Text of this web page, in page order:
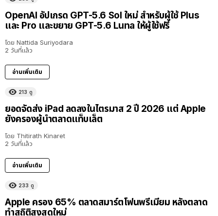
OpenAI อัปเกรด GPT-5.6 Sol ใหม่ สำหรับผู้ใช้ Plus
และ Pro และขยาย GPT-5.6 Luna ให้ผู้ใช้ฟรี
โดย Nattida Suriyodara
2 วันที่แล้ว
อ่านเพิ่มเติม
213 ดู
ยอดจัดส่ง iPad ลดลงในไตรมาส 2 ปี 2026 แต่ Apple
ยังครองผู้นำตลาดแท็บเล็ต
โดย Thitirath Kinaret
2 วันที่แล้ว
อ่านเพิ่มเติม
233 ดู
Apple ครอง 65% ตลาดสมาร์ตโฟนพรีเมียม หลังตลาด
ทำสถิติสูงสุดใหม่